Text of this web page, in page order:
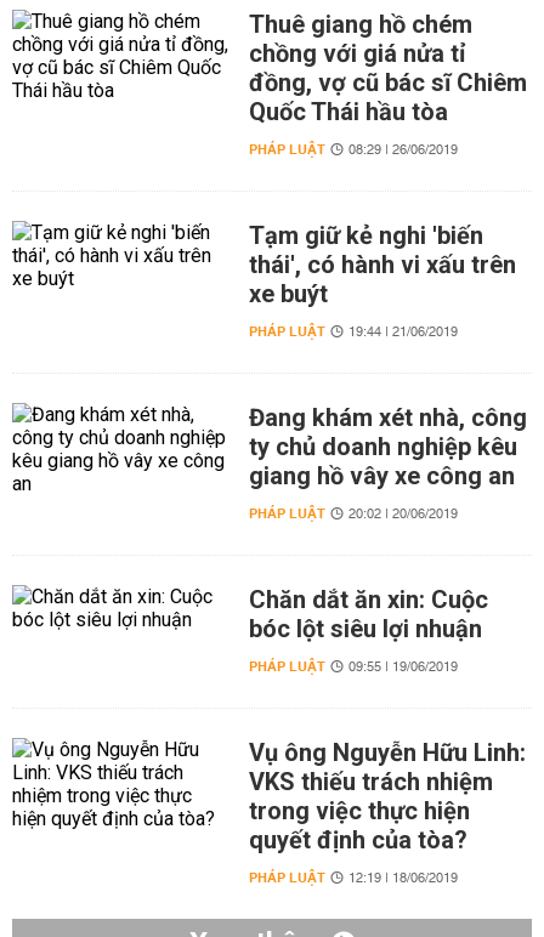
Thuê giang hồ chém
chồng với giá nửa tỉ
đồng, vợ cũ bác sĩ Chiêm
Quốc Thái hầu tòa
PHÁP LUẬT 08:29 | 26/06/2019
Tạm giữ kẻ nghi 'biến
thái', có hành vi xấu trên
xe buýt
PHÁP LUẬT 19:44 | 21/06/2019
Đang khám xét nhà, công
ty chủ doanh nghiệp kêu
giang hồ vây xe công an
PHÁP LUẬT 20:02 | 20/06/2019
Chăn dắt ăn xin: Cuộc
bóc lột siêu lợi nhuận
PHÁP LUẬT 09:55 | 19/06/2019
Vụ ông Nguyễn Hữu Linh:
VKS thiếu trách nhiệm
trong việc thực hiện
quyết định của tòa?
PHÁP LUẬT 12:19 | 18/06/2019